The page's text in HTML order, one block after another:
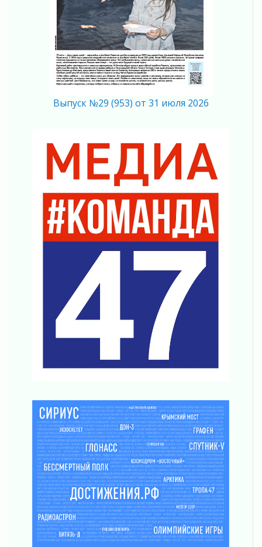
Юхла, мука, кантеле и Водяной
01 августа 2026
Лето катится с горки
01 августа 2026
В Ленобласти открылась экспозиция к 150-
летию Билибина
Лето без гаджетов
01 августа 2026
Безмолвный крик о помощи
01 августа 2026
В музей всей семьёй
01 августа 2026
Без заявлений и очередей
01 августа 2026
Не женское это дело...уверены?
Все силы в кулак
01 августа 2026
Айда на пляж!
01 августа 2026
Пик топливного кризиса в регионе прошёл
31 июля 2026
Ленинградцы — бойцам «Барс-Ленинградец»
31 июля 2026
Маршрутами будущего — к заветной цели
31 июля 2026
«Корвет» на страже
31 июля 2026
Правила для жизни
31 июля 2026
С рабочим визитом
31 июля 2026
Выпуск №29 (953) от 31 июля 2026